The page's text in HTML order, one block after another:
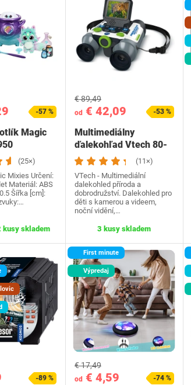
-57 %
Magic
(25×)
Mixies Určení:
Materiál: ABS
Šířka [cm]:
kusy skladem
od€ 42,09
€ 89,49
-53 %
Multimediálny
ďalekohľad Vtech 80-
618622
(11×)
VTech - Multimediální
dalekohled příroda a
dobrodružství. Dalekohled pro
děti s kamerou a videem,
noční vidění,…
3 kusy skladem
-89 %
First minute
Výpredaj
od€ 4,59
€ 17,49
-74 %